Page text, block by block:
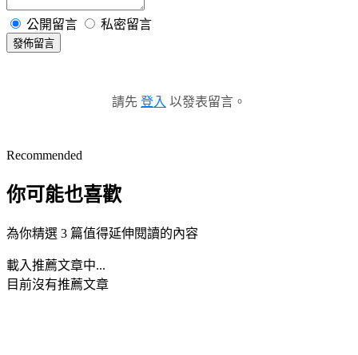
公開留言 私密留言
發佈留言
請先 登入 以發表留言。
Recommended
你可能也喜歡
為你精選 3 篇值得延伸閱讀的內容
載入推薦文章中...
目前沒有推薦文章